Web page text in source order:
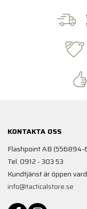
KONTAKTA OSS
Flashpoint AB (556894-
Tel. 0912 - 303 53
Kundtjänst är öppen
info@tacticalstore.se